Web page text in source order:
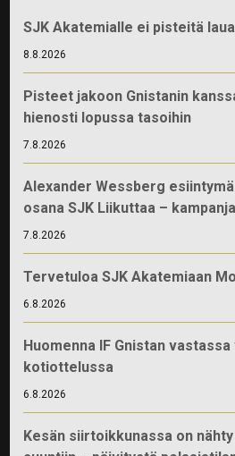
SJK Akatemialle ei pisteitä
8.8.2026
Pisteet jakoon Gnistanin
hienosti lopussa tasoihin
7.8.2026
Alexander Wessberg
osana SJK Liikuttaa –
7.8.2026
Tervetuloa SJK Akatemiaan
6.8.2026
Huomenna IF Gnistan
kotiottelussa
6.8.2026
Kesän siirtoikkunassa on